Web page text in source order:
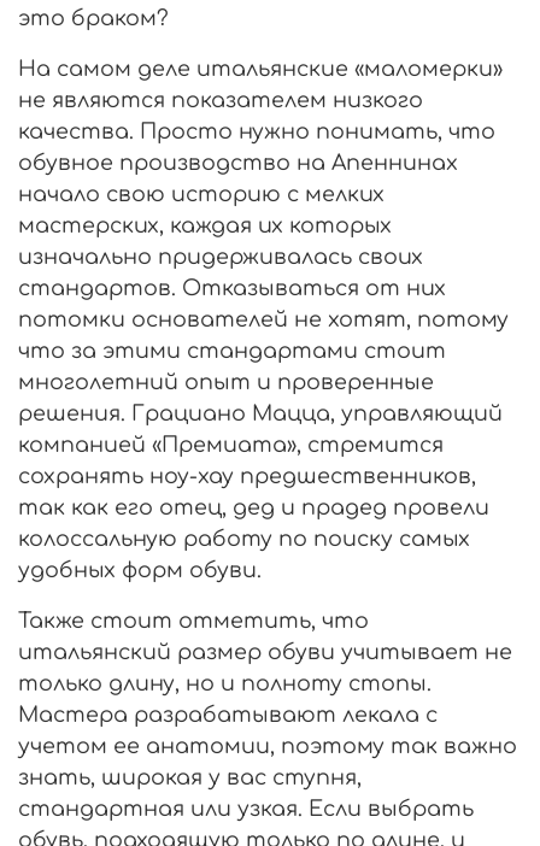
это браком?
На самом деле итальянские «маломерки»
не являются показателем низкого
качества. Просто нужно понимать, что
обувное производство на Апеннинах
начало свою историю с мелких
мастерских, каждая их которых
изначально придерживалась своих
стандартов. Отказываться от них
потомки основателей не хотят, потому
что за этими стандартами стоит
многолетний опыт и проверенные
решения. Грациано Мацца, управляющий
компанией «Премиата», стремится
сохранять ноу-хау предшественников,
так как его отец, дед и прадед провели
колоссальную работу по поиску самых
удобных форм обуви.
Также стоит отметить, что
итальянский размер обуви учитывает не
только длину, но и полноту стопы.
Мастера разрабатывают лекала с
учетом ее анатомии, поэтому так важно
знать, широкая у вас ступня,
стандартная или узкая. Если выбрать
обувь, подходящую только по длине, и